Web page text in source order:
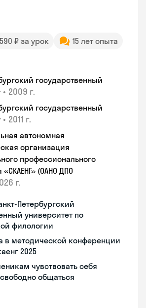
₽ за урок
15 лет опыта
государственный
• 2009 г.
государственный
• 2011 г.
автономная
организация
профессионального
(ОАНО ДПО
г.
Петербургский
университет по
филологии
в методической конференции
2025
чувствовать себя
общаться